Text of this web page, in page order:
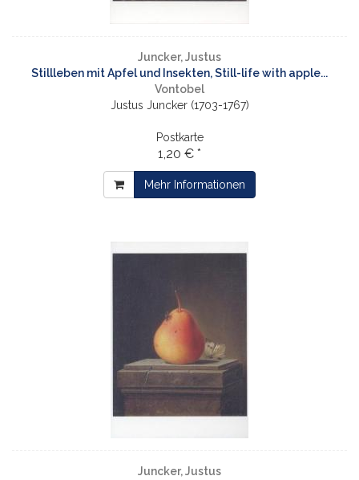
Juncker, Justus
Stillleben mit Apfel und Insekten, Still-life with apple...
Vontobel
Justus Juncker (1703-1767)
Postkarte
1,20 € *
Mehr Informationen
Juncker, Justus